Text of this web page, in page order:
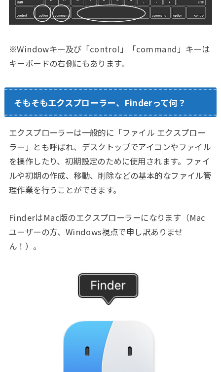
※Windowキー及び「control」「command」キーは
キーボードの右側にもあります。
そもそもエクスプローラー、Finderって何？
エクスプローラーは一般的に「ファイル エクスプロー
ラー」とも呼ばれ、デスクトップでアイコンやファイル
を操作したり、初期設定のために使用されます。ファイ
ルや初期の作成、移動、削除などの基本的なファイル管
理作業を行うことができます。
FinderはMac版のエクスプローラーになります（Mac
ユーザーの方、Windows視点で申し訳ありませ
ん！）。